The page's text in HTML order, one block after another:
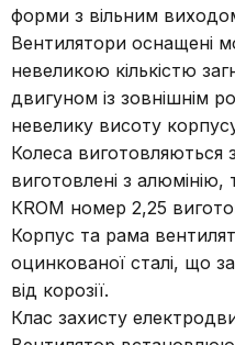
форми з вільним
Вентилятори оснащені
невеликою кількістю
двигуном із зовнішнім
невелику висоту
Колеса виготовляються
виготовлені з алюмінію,
КROM номер 2,25
Корпус та рама
оцинкованої сталі, що
від корозії.
Клас захисту